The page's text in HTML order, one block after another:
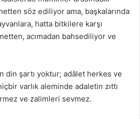
söz ediliyor ama, başkalarında
hatta bitkilere karşı
acımadan bahsediliyor ve
din şartı yoktur; adâlet herkes ve
varlık aleminde adaletin zıttı
ve zalimleri sevmez.